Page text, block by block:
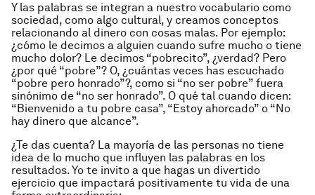
Y las palabras se integran a nuestro vocabulario como
sociedad, como algo cultural, y creamos conceptos
relacionando al dinero con cosas malas. Por ejemplo:
¿cómo le decimos a alguien cuando sufre mucho o tiene
mucho dolor? Le decimos “pobrecito”, ¿verdad? Pero
¿por qué “pobre”? O, ¿cuántas veces has escuchado
“pobre pero honrado”?, como si “no ser pobre” fuera
sinónimo de “no ser honrado”. O qué tal cuando dicen:
“Bienvenido a tu pobre casa”, “Estoy ahorcado” o “No
hay dinero que alcance”.
¿Te das cuenta? La mayoría de las personas no tiene
idea de lo mucho que influyen las palabras en los
resultados. Yo te invito a que hagas un divertido
ejercicio que impactará positivamente tu vida de una